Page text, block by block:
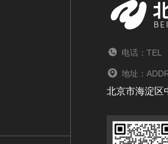
电话：TEL
地址：
北京市海淀区